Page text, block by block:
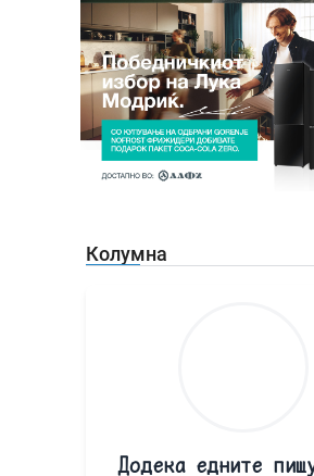
Колумна
Додека едните